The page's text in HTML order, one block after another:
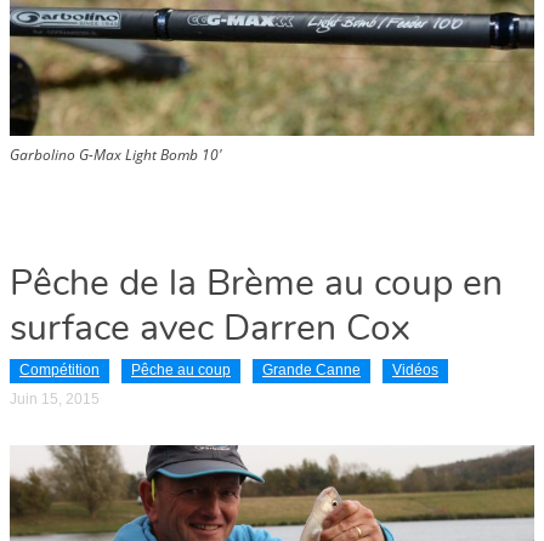
Garbolino G-Max Light Bomb 10′
Pêche de la Brème au coup en
surface avec Darren Cox
Compétition Pêche au coup Grande Canne
Vidéos
Juin 15, 2015